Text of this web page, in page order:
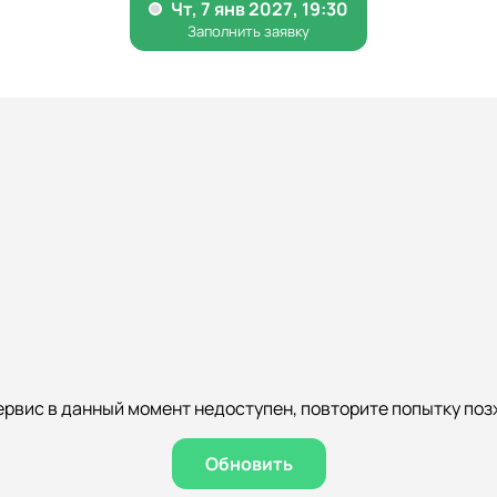
в данный момент недоступен, повторите попытку
Обновить